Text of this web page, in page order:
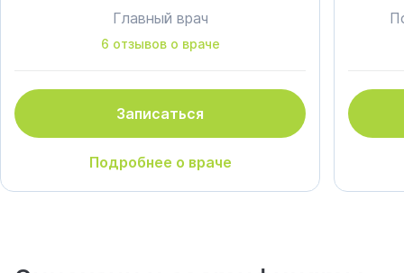
Главный врач
6 отзывов о враче
Записаться
Подробнее о враче